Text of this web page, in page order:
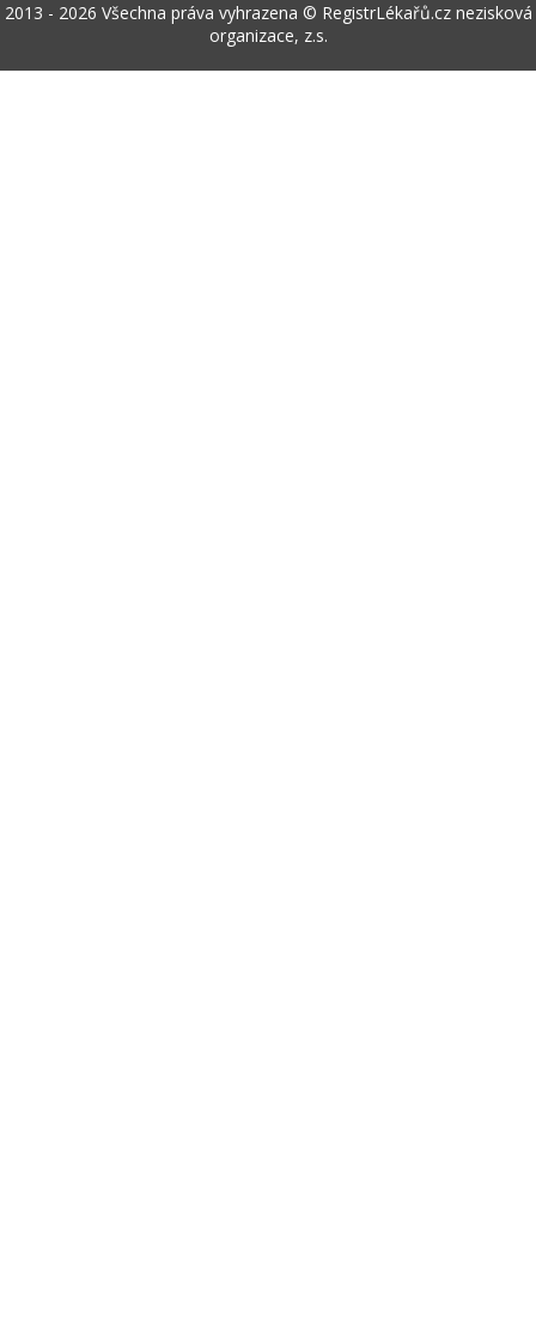
2013 - 2026 Všechna práva vyhrazena © RegistrLékařů.cz nezisková
organizace, z.s.